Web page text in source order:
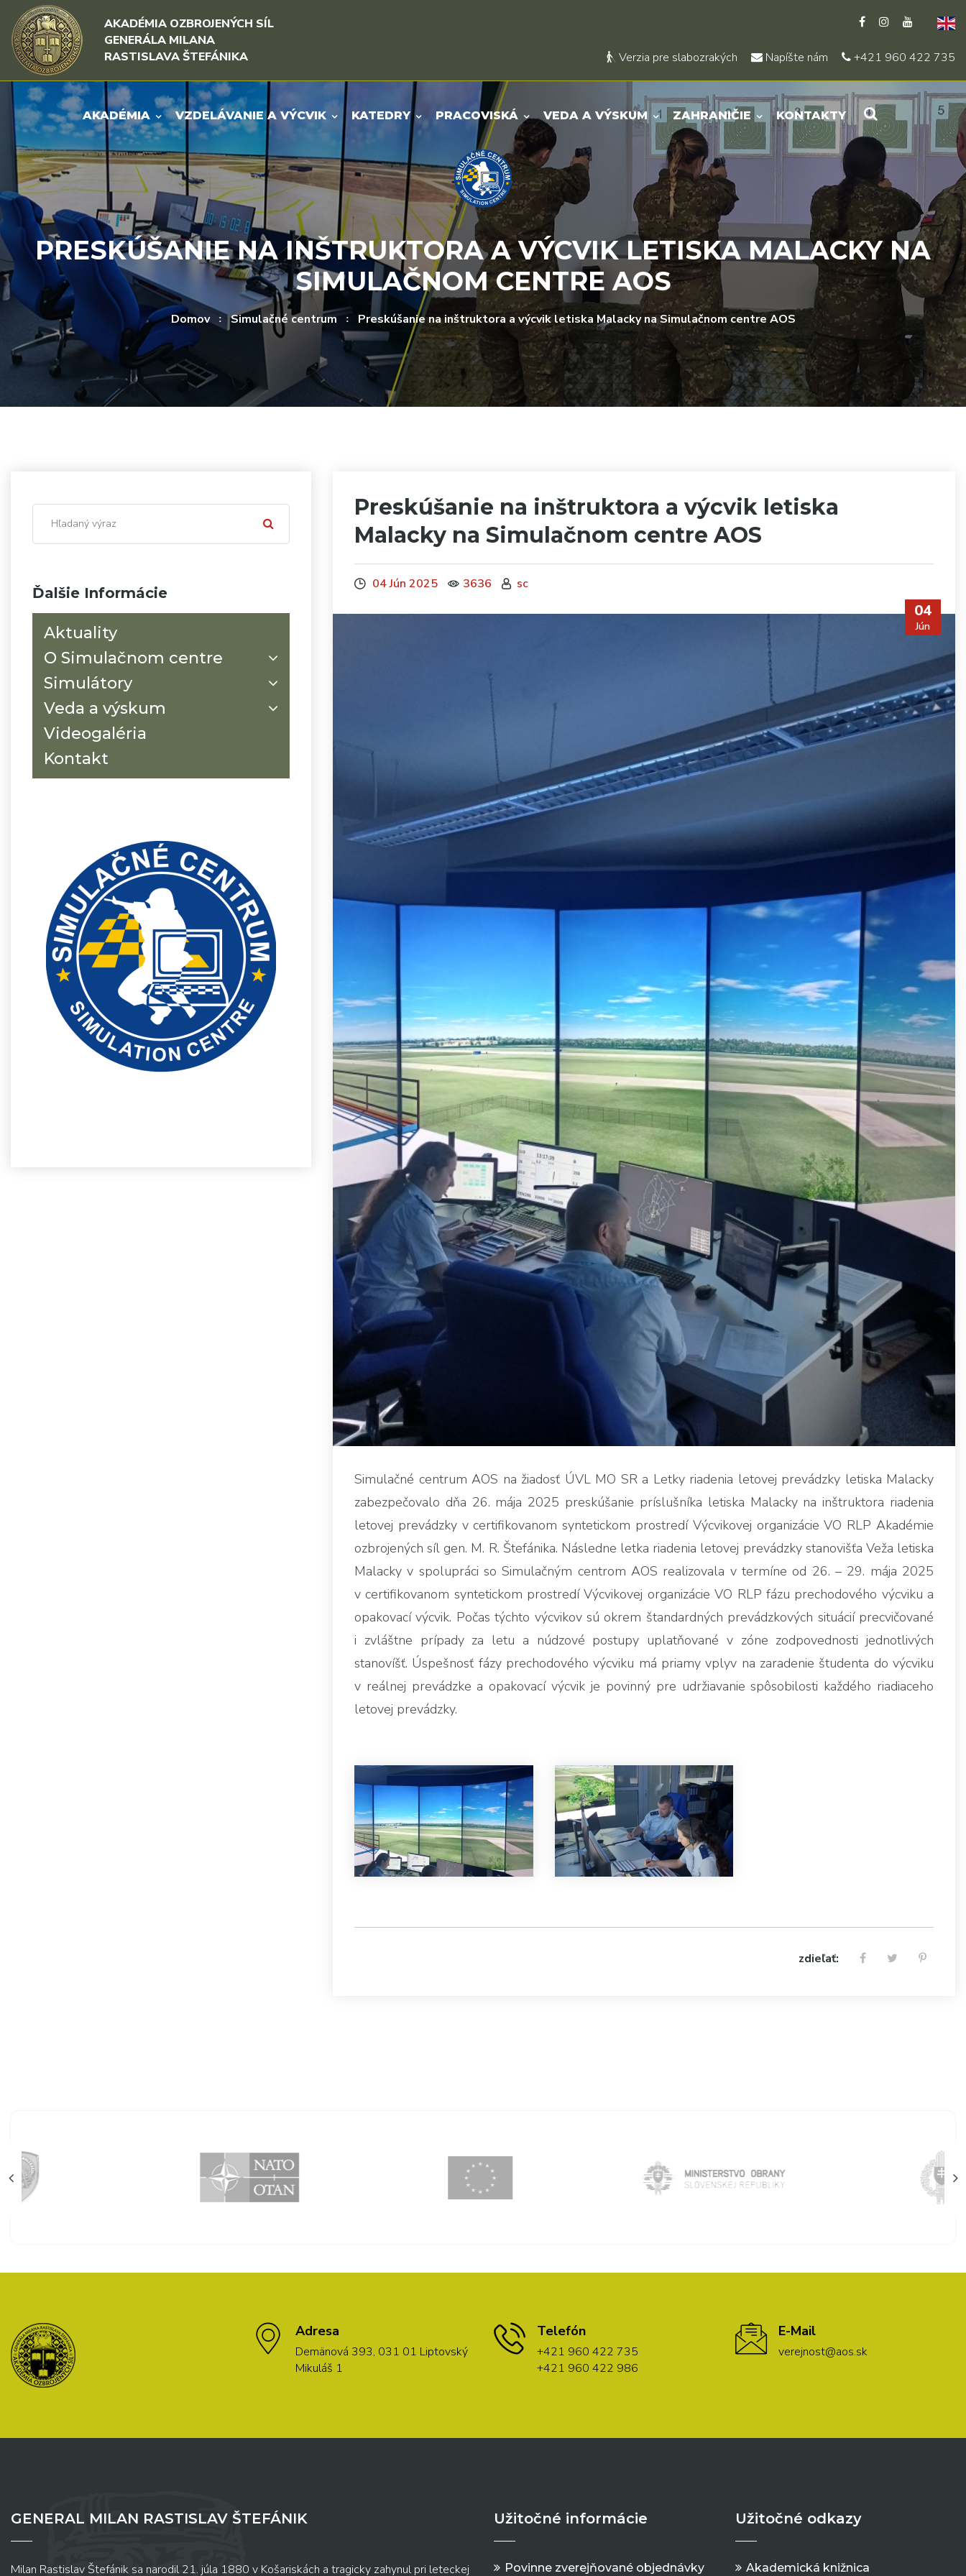
Rovno na obsah
Rovno na menu
AKADÉMIA OZBROJENÝCH SÍL
GENERÁLA MILANA
RASTISLAVA ŠTEFÁNIKA
Verzia pre slabozrakých Napíšte nám +421 960 422 735
AKADÉMIA VZDELÁVANIE A VÝCVIK KATEDRY PRACOVISKÁ VEDA A VÝSKUM ZAHRANIČIE KONTAKTY
PRESKÚŠANIE NA INŠTRUKTORA A VÝCVIK LETISKA MALACKY NA
SIMULAČNOM CENTRE AOS
Domov Simulačné centrum Preskúšanie na inštruktora a výcvik letiska Malacky na Simulačnom centre AOS
Ďalšie Informácie
Aktuality
O Simulačnom centre
Simulátory
Veda a výskum
Videogaléria
Kontakt
Preskúšanie na inštruktora a výcvik letiska
Malacky na Simulačnom centre AOS
04 Jún 2025 3636 sc
04
Jún
Simulačné centrum AOS na žiadosť ÚVL MO SR a Letky riadenia letovej prevádzky letiska Malacky
zabezpečovalo dňa 26. mája 2025 preskúšanie príslušníka letiska Malacky na inštruktora riadenia
letovej prevádzky v certifikovanom syntetickom prostredí Výcvikovej organizácie VO RLP Akadémie
ozbrojených síl gen. M. R. Štefánika. Následne letka riadenia letovej prevádzky stanovišťa Veža letiska
Malacky v spolupráci so Simulačným centrom AOS realizovala v termíne od 26. – 29. mája 2025
v certifikovanom syntetickom prostredí Výcvikovej organizácie VO RLP fázu prechodového výcviku a
opakovací výcvik. Počas týchto výcvikov sú okrem štandardných prevádzkových situácií precvičované
i zvláštne prípady za letu a núdzové postupy uplatňované v zóne zodpovednosti jednotlivých
stanovíšť. Úspešnosť fázy prechodového výcviku má priamy vplyv na zaradenie študenta do výcviku
v reálnej prevádzke a opakovací výcvik je povinný pre udržiavanie spôsobilosti každého riadiaceho
letovej prevádzky.
zdieľať:
Adresa
Demänová 393, 031 01 Liptovský
Mikuláš 1
Telefón
+421 960 422 735
+421 960 422 986
E-Mail
verejnost@aos.sk
GENERAL MILAN RASTISLAV ŠTEFÁNIK
Milan Rastislav Štefánik sa narodil 21. júla 1880 v Košariskách a tragicky zahynul pri leteckej
Užitočné informácie
Povinne zverejňované objednávky
Užitočné odkazy
Akademická knižnica